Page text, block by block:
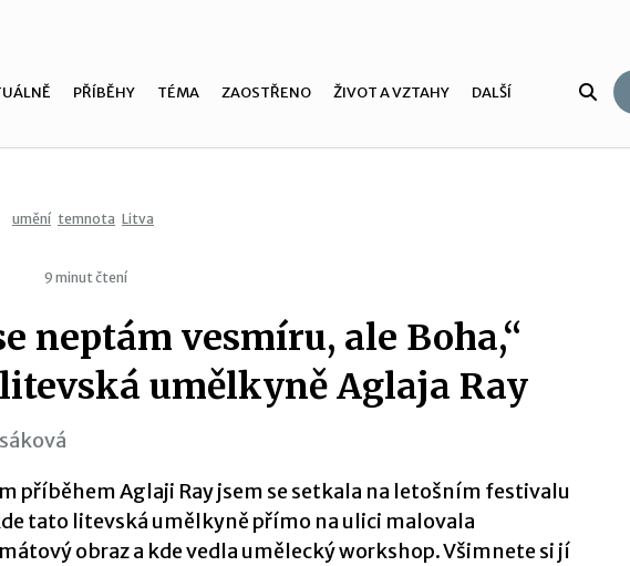
PŘÍBĚHY TÉMA ZAOSTŘENO ŽIVOT A VZTAHY DALŠÍ
umění temnota Litva
9 minut čtení
neptám vesmíru, ale Boha,“
umělkyně Aglaja Ray
příběhem Aglaji Ray jsem se setkala na letošním festivalu
tato litevská umělkyně přímo na ulici malovala
obraz a kde vedla umělecký workshop. Všimnete si jí